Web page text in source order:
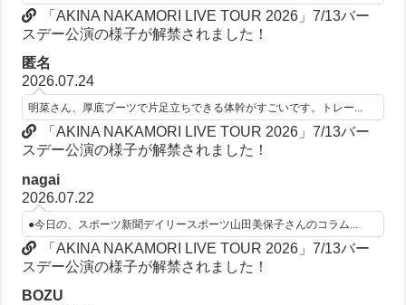
「AKINA NAKAMORI LIVE TOUR 2026」7/13バー
スデー公演の様子が解禁されました！
匿名
2026.07.24
明菜さん、厚底ブーツで片足立ちできる体幹がすごいです。トレー...
「AKINA NAKAMORI LIVE TOUR 2026」7/13バー
スデー公演の様子が解禁されました！
nagai
2026.07.22
●今日の、スポーツ新聞デイリースポーツ山田美保子さんのコラム...
「AKINA NAKAMORI LIVE TOUR 2026」7/13バー
スデー公演の様子が解禁されました！
BOZU